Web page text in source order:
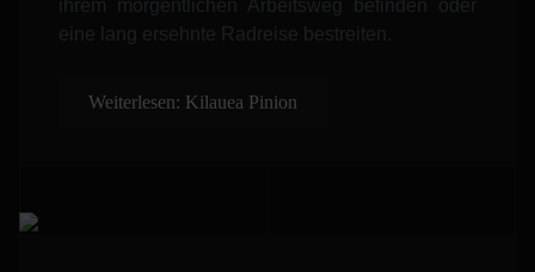
ihrem morgentlichen Arbeitsweg befinden oder
eine lang ersehnte Radreise bestreiten.
Weiterlesen: Kilauea Pinion